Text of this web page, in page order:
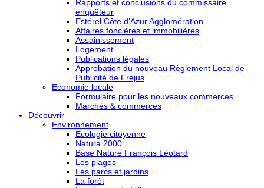
Rapports et conclusions du commissaire
enquêteur
Estérel Côte d’Azur Agglomération
Affaires foncières et immobilières
Assainissement
Logement
Publications légales
Approbation du nouveau Règlement Local de
Publicité de Fréjus
Economie locale
Formulaire pour les nouveaux commerces
Marchés & commerces
Découvrir
Environnement
Ecologie citoyenne
Natura 2000
Base Nature François Léotard
Les plages
Les parcs et jardins
La forêt